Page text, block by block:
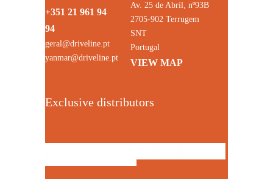
+351 21 961 94
94
geral@driveline.pt
yanmar@driveline.pt
Av. 25 de Abril, nº93B
2705-902 Terrugem
SNT
Portugal
VIEW MAP
Exclusive distributors